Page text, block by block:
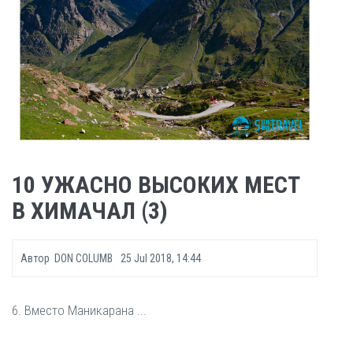
10 УЖАСНО ВЫСОКИХ МЕСТ
В ХИМАЧАЛ (3)
Автор DON COLUMB 25 Jul 2018, 14:44
6. Вместо Маникарана ...